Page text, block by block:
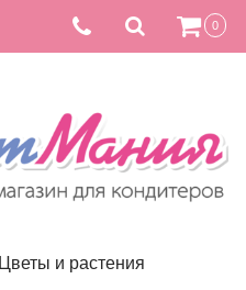
0
Цветы и растения